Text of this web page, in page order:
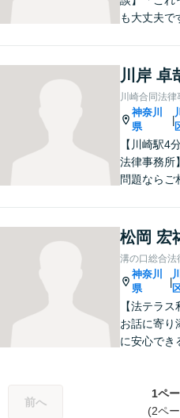
も大丈夫で
皆様が小さ
覚えること
顔とともに
つくれるよ
す。
川岸 卓
川崎合同法律
神奈川
県
|
【川崎駅4
法律事務所
問題ならご
師などとの
力医と連携
の解決を目
面談無料】
松岡 宏
溝の口総合法
神奈川
県
|
【法テラ
お話に寄り
に安心でき
に考えてサ
す。高齢者
前へ
1ペ
(2ペ